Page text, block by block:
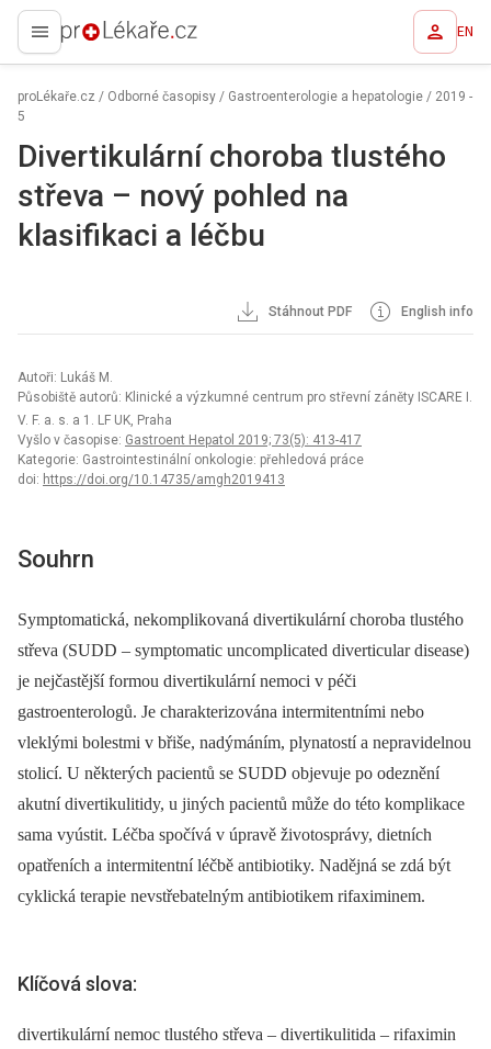
proLékaře.cz EN
proLékaře.cz / Odborné časopisy / Gastroenterologie a hepatologie / 2019 -
5
Divertikulární choroba tlustého
střeva – nový pohled na
klasifikaci a léčbu
Stáhnout PDF English info
Autoři: Lukáš M.
Působiště autorů: Klinické a výzkumné centrum pro střevní záněty ISCARE I.
V. F. a. s. a 1. LF UK, Praha
Vyšlo v časopise: Gastroent Hepatol 2019; 73(5): 413-417
Kategorie: Gastrointestinální onkologie: přehledová práce
doi: https://doi.org/10.14735/amgh2019413
Souhrn
Symptomatická, nekomplikovaná divertikulární choroba tlustého
střeva (SUDD –⁠ symptomatic uncomplicated diverticular disease)
je nejčastější formou divertikulární nemoci v péči
gastroenterologů. Je charakterizována intermitentními nebo
vleklými bolestmi v břiše, nadýmáním, plynatostí a nepravidelnou
stolicí. U některých pacientů se SUDD objevuje po odeznění
akutní divertikulitidy, u jiných pacientů může do této komplikace
sama vyústit. Léčba spočívá v úpravě životosprávy, dietních
opatřeních a intermitentní léčbě antibiotiky. Nadějná se zdá být
cyklická terapie nevstřebatelným antibiotikem rifaximinem.
Klíčová slova:
divertikulární nemoc tlustého střeva – divertikulitida – rifaximin